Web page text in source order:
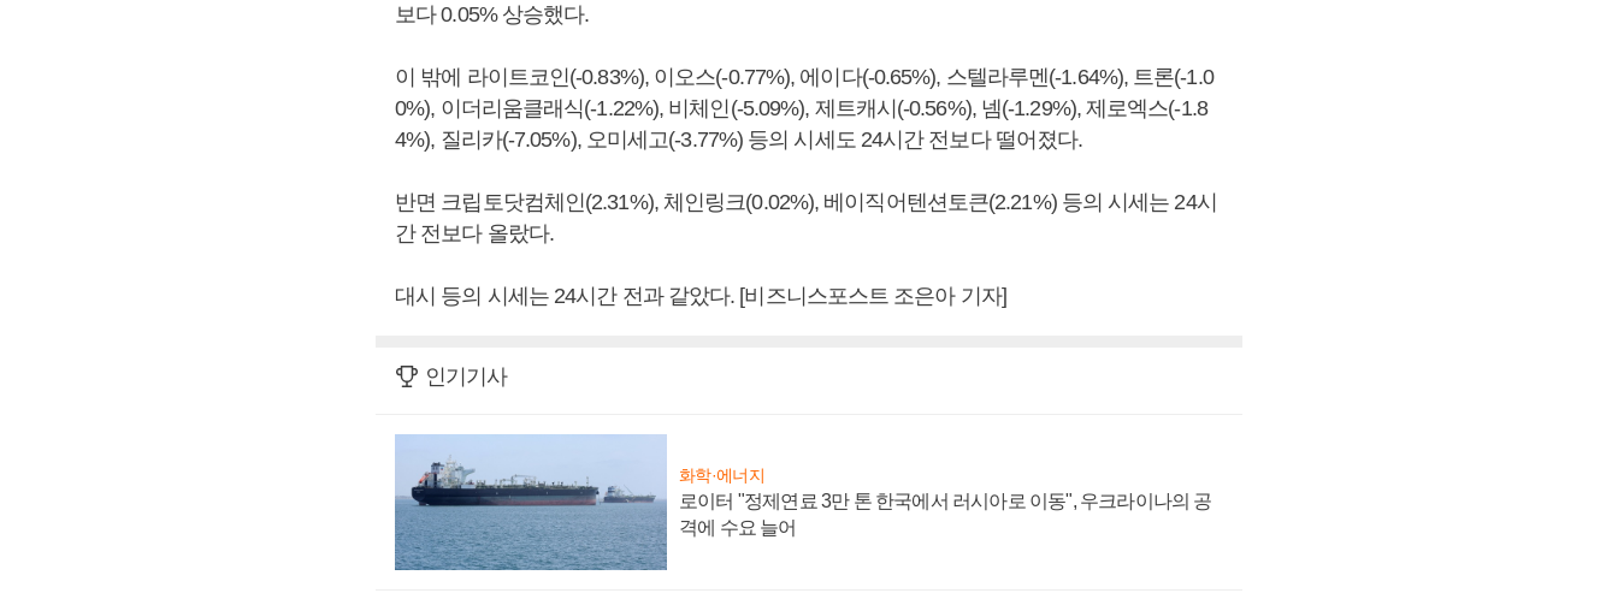
보다 0.05% 상승했다.
이 밖에 라이트코인(-0.83%), 이오스(-0.77%), 에이다(-0.65%), 스텔라루멘(-1.64%), 트론(-1.0
0%), 이더리움클래식(-1.22%), 비체인(-5.09%), 제트캐시(-0.56%), 넴(-1.29%), 제로엑스(-1.8
4%), 질리카(-7.05%), 오미세고(-3.77%) 등의 시세도 24시간 전보다 떨어졌다.
반면 크립토닷컴체인(2.31%), 체인링크(0.02%), 베이직어텐션토큰(2.21%) 등의 시세는 24시
간 전보다 올랐다.
대시 등의 시세는 24시간 전과 같았다. [비즈니스포스트 조은아 기자]
인기기사
화학·에너지
로이터 "정제연료 3만 톤 한국에서 러시아로 이동", 우크라이나의 공
격에 수요 늘어